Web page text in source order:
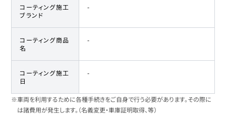
コーティング施工
ブランド
-
コーティング商品
名
-
コーティング施工
日
-
※車両を利用するために各種手続きをご自身で行う必要があります。その際に
は諸費用が発生します。（名義変更・車庫証明取得、等）